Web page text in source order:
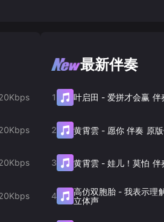
Kbps
Kbps
Kbps
Kbps
最新伴奏
1 叶启田 -爱拼才会赢 伴
2 黄霄雲- 愿你 伴奏 原
3 黄霄雲-娃儿！莫怕 伴
4 高仿双胞胎 -我表示理
立体声